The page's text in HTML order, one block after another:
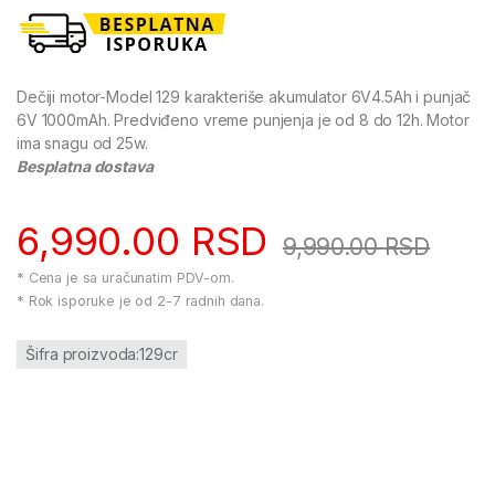
Dečiji motor-Model 129 karakteriše akumulator 6V4.5Ah i punjač
6V 1000mAh. Predviđeno vreme punjenja je od 8 do 12h. Motor
ima snagu od 25w.
Besplatna dostava
6,990.00 RSD 9,990.00RSD
* Cena je sa uračunatim PDV-om.
* Rok isporuke je od 2-7 radnih dana.
Šifra proizvoda:129cr